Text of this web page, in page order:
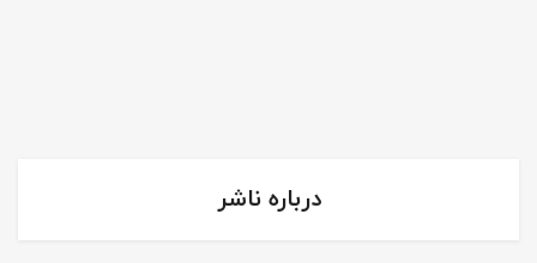
درباره ناشر